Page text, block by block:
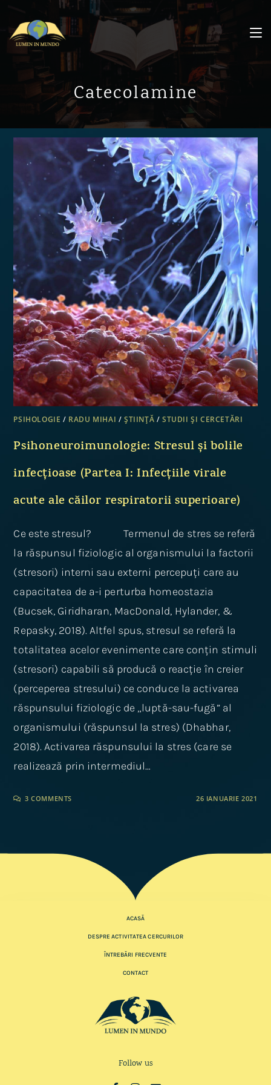
Catecolamine
PSIHOLOGIE / RADU MIHAI /ȘTIINȚĂ /STUDII ȘI CERCETĂRI
Psihoneuroimunologie: Stresul și bolile
infecțioase (Partea I: Infecțiile virale
acute ale căilor respiratorii superioare)
Ce este stresul? Termenul de stres se referă
la răspunsul fiziologic al organismului la factorii
(stresori) interni sau externi percepuți care au
capacitatea de a-i perturba homeostazia
(Bucsek, Giridharan, MacDonald, Hylander, &
Repasky, 2018). Altfel spus, stresul se referă la
totalitatea acelor evenimente care conțin stimuli
(stresori) capabili să producă o reacție în creier
(perceperea stresului) ce conduce la activarea
răspunsului fiziologic de „luptă-sau-fugă” al
organismului (răspunsul la stres) (Dhabhar,
2018). Activarea răspunsului la stres (care se
realizează prin intermediul…
3 COMMENTS 26 IANUARIE 2021
ACASĂ
DESPRE ACTIVITATEA CERCURILOR
ÎNTREBĂRI FRECVENTE
CONTACT
Follow us